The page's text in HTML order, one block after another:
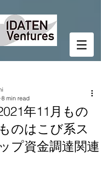
年11月もの
のはこび系ス
プ資金調達関連
8 min read